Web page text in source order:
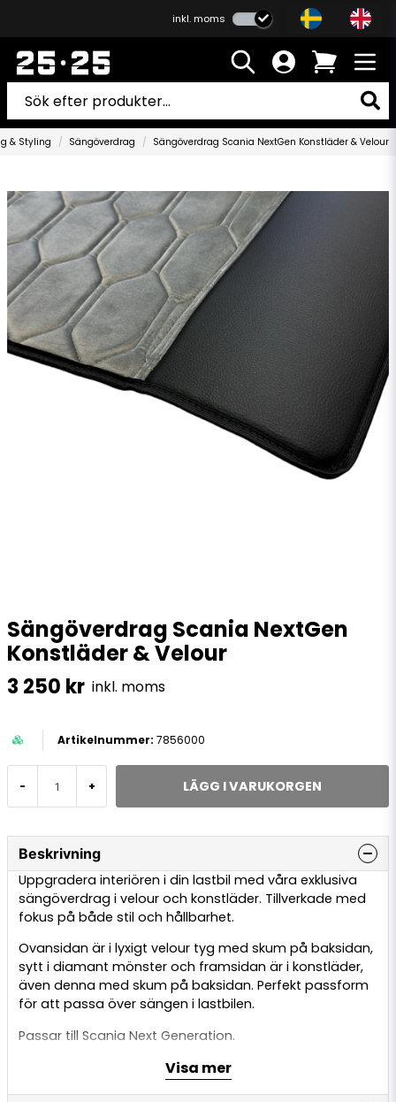
inkl. moms
& Styling Sängöverdrag Sängöverdrag Scania NextGen Konstläder & Velour
Sängöverdrag Scania NextGen
Konstläder & Velour
3 250 kr inkl. moms
7856000
- + LÄGG I VARUKORGEN
Beskrivning
Uppgradera interiören i din lastbil med våra exklusiva
sängöverdrag i velour och konstläder. Tillverkade med
fokus på både stil och hållbarhet.
Ovansidan är i lyxigt velour tyg med skum på baksidan,
sytt i diamant mönster och framsidan är i konstläder,
även denna med skum på baksidan. Perfekt passform
för att passa över sängen i lastbilen.
Passar till Scania Next Generation.
Kan fås i olika färger, både velour tyget och
Visa mer